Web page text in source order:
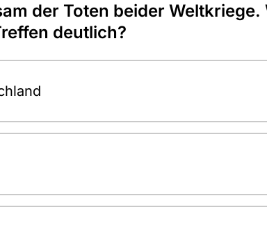
der Toten beider Weltkriege.
deutlich?